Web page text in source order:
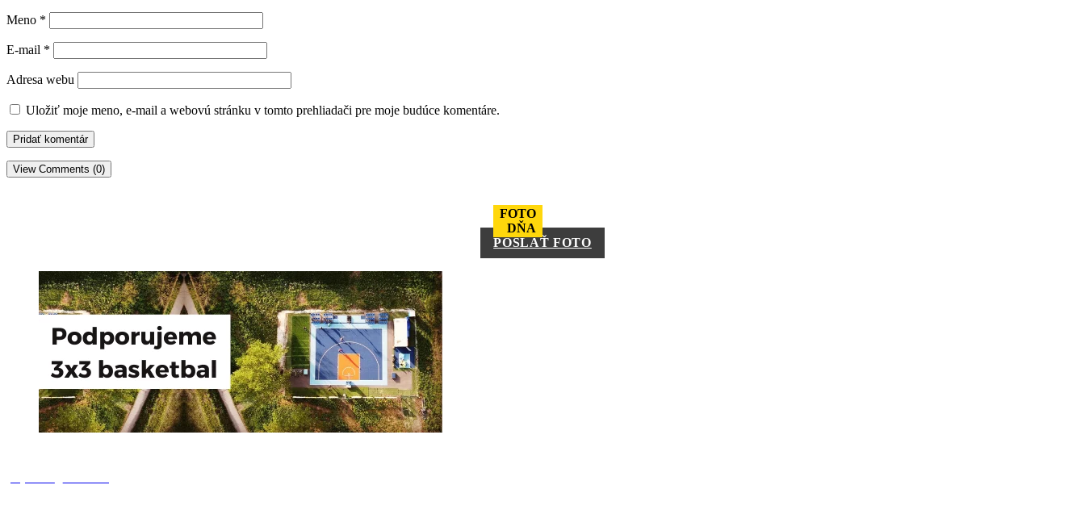
Meno *
E-mail *
Adresa webu
Uložiť moje meno, e-mail a webovú stránku v tomto prehliadači pre moje budúce komentáre.
View Comments (0)
FOTO
DŇA
POSLAŤ FOTO